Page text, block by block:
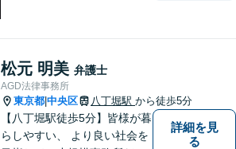
のために、広く開かれた法律
事務所を目指しております。
松元 明美 弁護士
AGD法律事務所
東京都 中央区 八丁堀駅 から徒歩5分
【八丁堀駅徒歩5分】皆様が暮
らしやすい、 より良い社会を
詳細を見
る